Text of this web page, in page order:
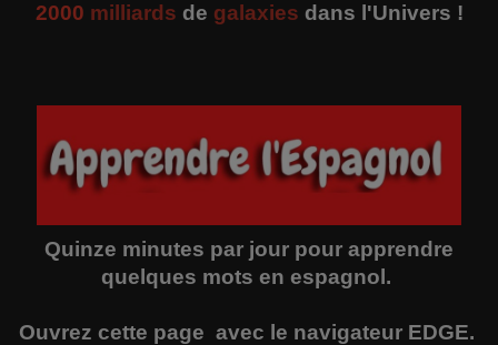
2000 milliards de galaxies dans l'Univers !
Quinze minutes par jour pour apprendre
quelques mots en espagnol.
Ouvrez cette page avec le navigateur EDGE.